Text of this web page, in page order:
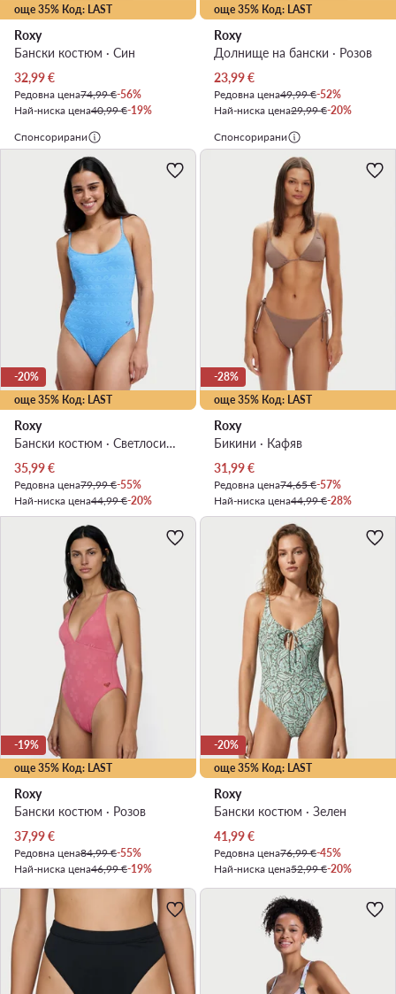
още 35% Код: LAST
Roxy
Бански костюм · Син
Актуална цена
32,99€
Редовна цена74,99 €-56%
Най-ниска цена40,99 €-19%
още 35% Код: LAST
Roxy
Долнище на бански · Розов
Актуална цена
23,99€
Редовна цена49,99 €-52%
Най-ниска цена29,99 €-20%
Спонсорирани
още 35% Код: LAST
-20%
Roxy
Бански костюм · Светлосиньо
Актуална цена
35,99€
Редовна цена79,99 €-55%
Най-ниска цена44,99 €-20%
Спонсорирани
още 35% Код: LAST
-28%
Roxy
Бикини · Кафяв
Актуална цена
31,99€
Редовна цена74,65 €-57%
Най-ниска цена44,99 €-28%
още 35% Код: LAST
-19%
Roxy
Бански костюм · Розов
Актуална цена
37,99€
Редовна цена84,99 €-55%
Най-ниска цена46,99 €-19%
още 35% Код: LAST
-20%
Roxy
Бански костюм · Зелен
Актуална цена
41,99€
Редовна цена76,99 €-45%
Най-ниска цена52,99 €-20%